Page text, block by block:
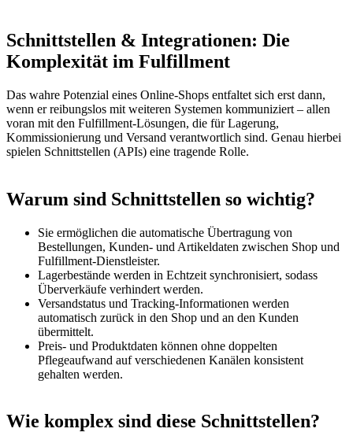
Schnittstellen & Integrationen: Die
Komplexität im Fulfillment
Das wahre Potenzial eines Online-Shops entfaltet sich erst dann,
wenn er reibungslos mit weiteren Systemen kommuniziert – allen
voran mit den Fulfillment-Lösungen, die für Lagerung,
Kommissionierung und Versand verantwortlich sind. Genau hierbei
spielen Schnittstellen (APIs) eine tragende Rolle.
Warum sind Schnittstellen so wichtig?
Sie ermöglichen die automatische Übertragung von
Bestellungen, Kunden- und Artikeldaten zwischen Shop und
Fulfillment-Dienstleister.
Lagerbestände werden in Echtzeit synchronisiert, sodass
Überverkäufe verhindert werden.
Versandstatus und Tracking-Informationen werden
automatisch zurück in den Shop und an den Kunden
übermittelt.
Preis- und Produktdaten können ohne doppelten
Pflegeaufwand auf verschiedenen Kanälen konsistent
gehalten werden.
Wie komplex sind diese Schnittstellen?